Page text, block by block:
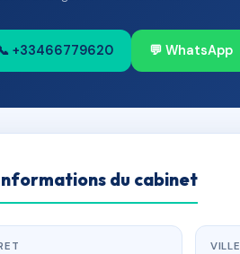
+33466779620 💬 WhatsApp
du cabinet